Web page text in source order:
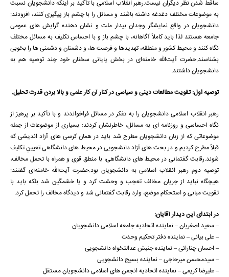
ساقط شدن نظر دیگران نیست.رهبر انقلاب اسلامی با تأکید بر اینکه دانشجویان نسبت
به موضوعات مختلف دغدغه داشته باشند و مسائل را با چشم باز پیگیری کنند، افزودند:
دانشجویان در واقع نمایشگر وجدان بیدار ملت و نشان دهنده گرایش های عمومی
جامعه هستند لذا باید کاملاً آگاهانه، با چشم باز و با احساس تکلیف به مسائل مختلف
نگاه کنند و محیط کشور و منطقه، تهدیدها و فرصت ها، و دشمنان و دشمنی ها را بخوبی
بشناسند.حضرت آیت‌الله خامنه‌ای در بخش پایانی سخنان خود چند توصیه هم به
دانشجویان داشتند.
توصیه اول: تقویت مطالعات دینی و سیاسی در کنار آن کار علمی و بالا بردن قدرت تحلیل.
رهبر انقلاب اسلامی دانشجویان را به تفکر در مسائل فراخواندند و با تأکید بر پرهیز از
نگاه احساسی و روزنامه ای به مسائل، خاطرنشان کردند: بسیاری از موضوعات از جمله
موضوعاتی که از زبان دانشجویان مطرح شد باید در همان کرسی های آزاد اندیشی که
قبلاً مطرح کردیم و در بحث های آزاد دانشجویی در محیط های دانشگاهی تعیینِ تکلیف
شوند.رقابت گفتمانی در محیط های دانشگاهی، با منطق قوی و همراه با تحمل مخالف،
توصیه دوم رهبر انقلاب اسلامی به دانشجویان بود.حضرت آیت‌الله خامنه‌ای گفتند:
هیچگاه نباید از جریان مخالف تعجب و وحشت کرد و یا خشمگین شد بلکه باید با
تقویت مبانی و استحکام موضع، وارد رقابت گفتمانی شد و دیدگاه مخالف را تحمل کرد.
در ابتدای این دیدار آقایان:
– سعید اصغریان – نماینده اتحادیه جامعه اسلامی دانشجویان
– علی بیانی – نماینده دفتر تحکیم وحدت
– احسان چنارانی – نماینده جنبش عدالتخواه دانشجویی
– سیدمحسن میرحاجی – نماینده بسیج دانشجویی
– علیرضا کریمی – نماینده اتحادیه انجمن های اسلامی دانشجویان مستقل